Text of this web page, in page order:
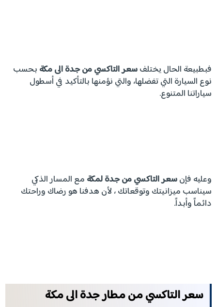
فبطبيعة الحال يختلفسعر التاكسي من جدة الى مكة بحسب
نوع السيارة التي تفضلها، والتي نؤمنها بالتأكيد في أسطول
سياراتنا المتنوع.
وعليه فإنسعر التاكسي من جدة لمكة مع المسار الذكي
سيناسب ميزانيتك وتوقعاتك ، لأن هدفنا هو رضاك وراحتك
دائماً وأبداً.
سعر التاكسي من مطار جدة الى مكة